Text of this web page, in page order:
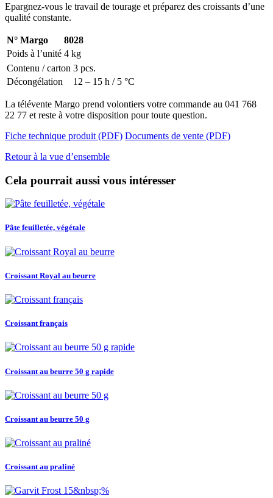
Epargnez-vous le travail de tourage et préparez des croissants d’une
qualité constante.
N° Margo
8028
Poids à l’unité 4 kg
Contenu / carton 3 pcs.
Décongélation
12 – 15 h / 5 °C
La télévente Margo prend volontiers votre commande au 041 768
22 77 et reste à votre disposition pour toute question.
Fiche technique produit (PDF) Documents de vente (PDF)
Retour à la vue d’ensemble
Cela pourrait aussi vous intéresser
Pâte feuilletée, végétale
Croissant Royal au beurre
Croissant français
Croissant au beurre 50 g rapide
Croissant au beurre 50 g
Croissant au praliné